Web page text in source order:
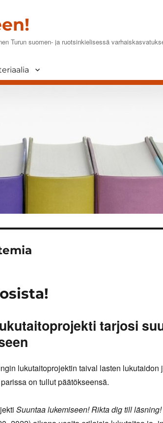
Turun suomen- ja ruotsinkielisessä
tarjosi
lukutaitoprojektin taival lasten lukutaidon
on tullut päätökseensä.
Suuntaa lukemiseen! Rikta dig till läsning!